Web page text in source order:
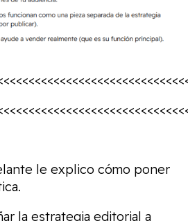
le explico cómo poner
la estrategia editorial a